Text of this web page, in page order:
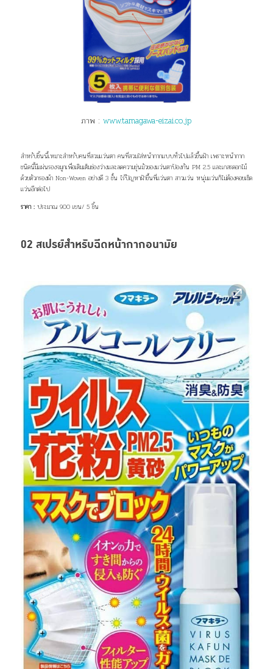
ภาพ :www.tamagawa-eizai.co.jp
สำหรับชิ้นนี้เหมาะสำหรับคนที่สวมแว่นตา คนที่สวมใส่หน้ากากแบบทั่วไปแล้วขึ้นฝ้า เพราะหน้ากาก
ชนิดนี้มีแผ่นรองจมูกเพื่อเติมเต็มช่องว่างและลดความขุ่นมัวของแว่นตาป้องกัน PM 2.5 และเกสรดอกไม้
ด้วยตัวกรองผ้า Non-Woven อย่างดี 3 ชั้น ไร้ปัญหาฝ้าขึ้นที่แว่นตา สาวแว่น หนุ่มแว่นก็ไม่ต้องคอยเช็ด
แว่นอีกต่อไป
ราคา : ประมาณ 900 เยน/ 5 ชิ้น
02 สเปรย์สำหรับฉีดหน้ากากอนามัย